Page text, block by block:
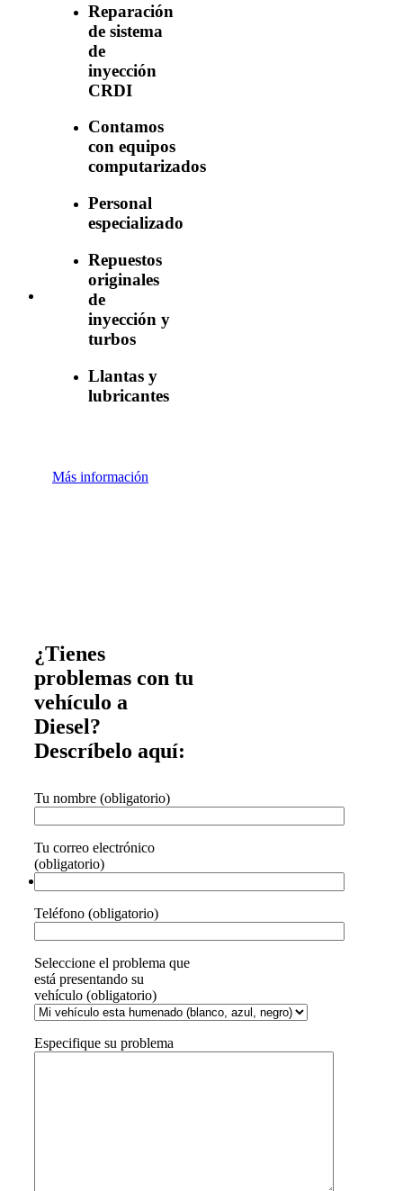
Reparación
de sistema
de
inyección
CRDI
Contamos
con equipos
computarizados
Personal
especializado
Repuestos
originales
de
inyección y
turbos
Llantas y
lubricantes
Más información
¿Tienes
problemas con tu
vehículo a
Diesel?
Descríbelo aquí:
Tu nombre (obligatorio)
Tu correo electrónico
(obligatorio)
Teléfono (obligatorio)
Seleccione el problema que
está presentando su
vehículo (obligatorio)
Especifique su problema